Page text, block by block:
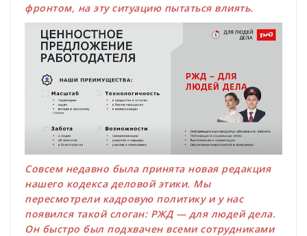
фронтом, на эту ситуацию пытаться влиять.
Совсем недавно была принята новая редакция
нашего кодекса деловой этики. Мы
пересмотрели кадровую политику и у нас
появился такой слоган: РЖД — для людей дела.
Он быстро был подхвачен всеми сотрудниками